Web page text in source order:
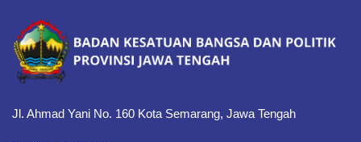
Jl. Ahmad Yani No. 160 Kota Semarang, Jawa Tengah